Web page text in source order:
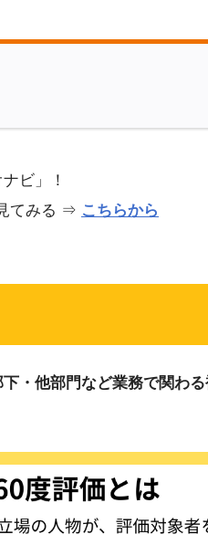
ビ」！
てみる ⇒ こちらから
・他部門など業務で関わ